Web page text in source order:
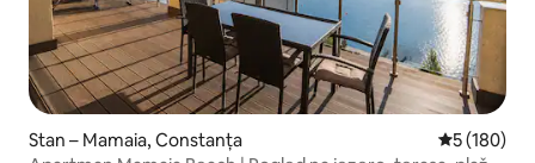
Stan – Mamaia, Constanța Prosječna
5 (180)